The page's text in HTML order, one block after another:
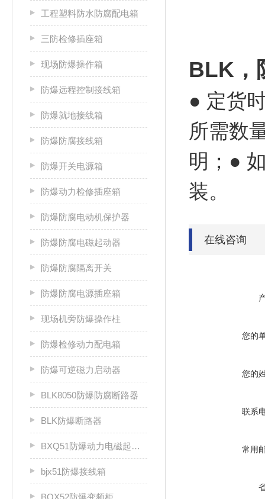
工程塑料防水防腐配电箱
三防检修插座箱
现场防爆操作箱
防爆远程控制接线箱
防爆就地接线箱
防爆防腐接线箱
防爆开关电源箱
防爆动力检修插座箱
防爆防腐电动机保护器
防爆防腐电磁起动器
防爆防腐隔离开关
防爆防腐电源插座箱
现场机旁防爆操作柱
防爆检修动力配电箱
防爆可逆磁力启动器
BLK8050防爆防腐断路器
BLK防爆断路器
BXQ51防爆动力电磁起动箱
bjx51防爆接线箱
BQX52防爆变频柜
BLK，
● 定货
所需数
明；●
装。
在线咨询
您的
您的
联系
常用